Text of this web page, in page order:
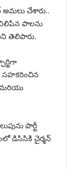
అమలు చేశారు..
పాలను
తెలిపారు.
సహకరించిన
మరియు
పార్టీ
డిసిసికి చైర్మన్